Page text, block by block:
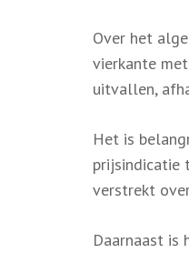
Over het
vierkante
uitvallen,
Het is
prijsindicatie
verstrekt
Daarnaast is